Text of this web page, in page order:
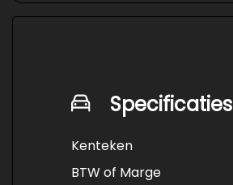
Specificaties
Kenteken
BTW of Marge